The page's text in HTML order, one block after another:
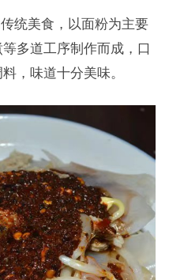
统美食，以面粉为主要
多道工序制作而成，口
，味道十分美味。